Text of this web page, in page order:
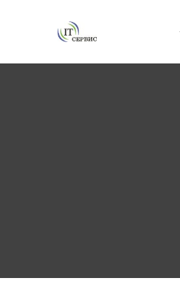
содержимому